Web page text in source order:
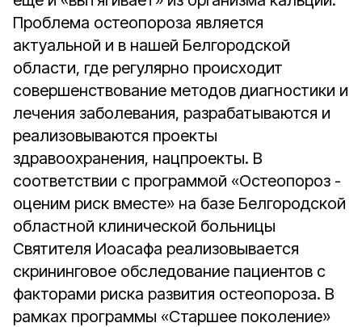
Проблема остеопороза является
актуальной и в нашей Белгородской
области, где регулярно происходит
совершенствование методов диагностики и
лечения заболевания, разрабатываются и
реализовываются проекты
здравоохранения, нацпроекты. В
соответствии с программой «Остеопороз -
оценим риск вместе» на базе Белгородской
областной клинической больницы
Святителя Иоасафа реализовывается
скрининговое обследование пациентов с
факторами риска развития остеопороза. В
рамках программы «Старшее поколение»